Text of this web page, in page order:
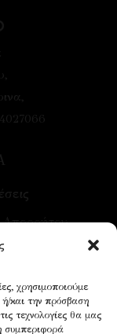
χρησιμοποιούμε
και την πρόσβαση
τεχνολογίες θα μας
συμπεριφορά
Απορρήτου